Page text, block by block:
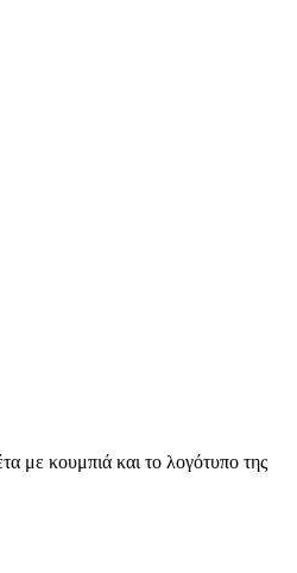
με κουμπιά και το λογότυπο της